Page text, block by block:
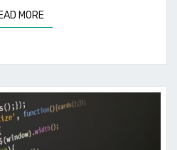
MOREREAD MORE